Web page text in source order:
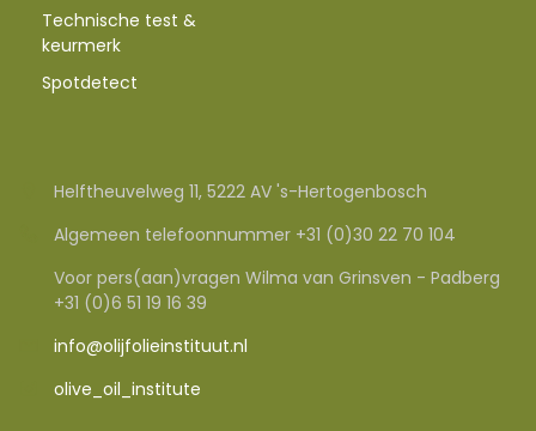
Technische test &
keurmerk
Spotdetect
Helftheuvelweg 11, 5222 AV 's-Hertogenbosch
Algemeen telefoonnummer +31 (0)30 22 70 104
Voor pers(aan)vragen Wilma van Grinsven - Padberg
+31 (0)6 51 19 16 39
info@olijfolieinstituut.nl
olive_oil_institute